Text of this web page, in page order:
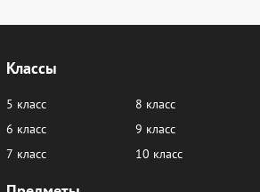
Классы
5 класс
6 класс
7 класс
8 класс
9 класс
10 класс